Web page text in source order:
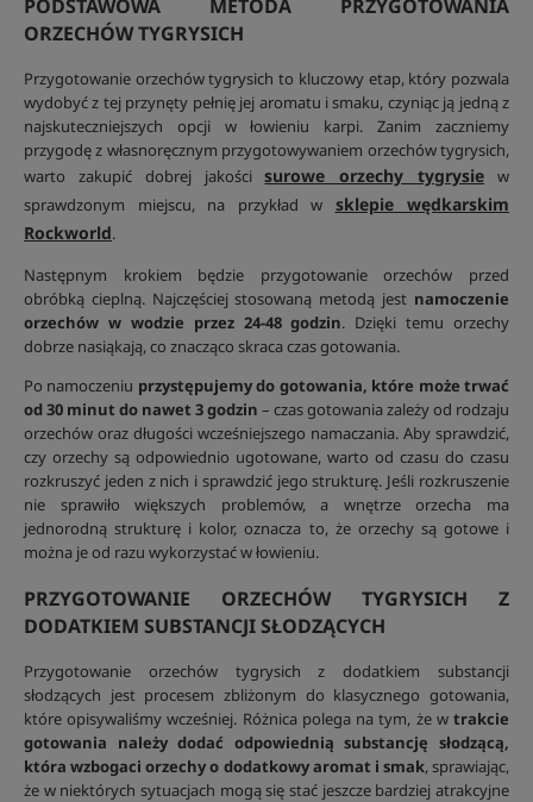
PODSTAWOWA METODA PRZYGOTOWANIA
ORZECHÓW TYGRYSICH
Przygotowanie orzechów tygrysich to kluczowy etap, który pozwala
wydobyć z tej przynęty pełnię jej aromatu i smaku, czyniąc ją jedną z
najskuteczniejszych opcji w łowieniu karpi. Zanim zaczniemy
przygodę z własnoręcznym przygotowywaniem orzechów tygrysich,
warto zakupić dobrej jakościsurowe orzechy tygrysie w
sprawdzonym miejscu, na przykład w sklepie wędkarskim
Rockworld.
Następnym krokiem będzie przygotowanie orzechów przed
obróbką cieplną. Najczęściej stosowaną metodą jest namoczenie
orzechów w wodzie przez 24-48 godzin. Dzięki temu orzechy
dobrze nasiąkają, co znacząco skraca czas gotowania.
Po namoczeniu przystępujemy do gotowania, które może trwać
od 30 minut do nawet 3 godzin – czas gotowania zależy od rodzaju
orzechów oraz długości wcześniejszego namaczania. Aby sprawdzić,
czy orzechy są odpowiednio ugotowane, warto od czasu do czasu
rozkruszyć jeden z nich i sprawdzić jego strukturę. Jeśli rozkruszenie
nie sprawiło większych problemów, a wnętrze orzecha ma
jednorodną strukturę i kolor, oznacza to, że orzechy są gotowe i
można je od razu wykorzystać w łowieniu.
PRZYGOTOWANIE ORZECHÓW TYGRYSICH Z
DODATKIEM SUBSTANCJI SŁODZĄCYCH
Przygotowanie orzechów tygrysich z dodatkiem substancji
słodzących jest procesem zbliżonym do klasycznego gotowania,
które opisywaliśmy wcześniej. Różnica polega na tym, że w trakcie
gotowania należy dodać odpowiednią substancję słodzącą,
która wzbogaci orzechy o dodatkowy aromat i smak, sprawiając,
że w niektórych sytuacjach mogą się stać jeszcze bardziej atrakcyjne